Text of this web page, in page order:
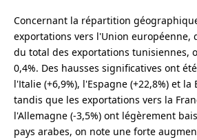
Concernant la répartition
exportations vers l'Union européenne,
du total des exportations tunisiennes,
0,4%. Des hausses significatives ont
l'Italie (+6,9%), l'Espagne (+22,8%) et la
tandis que les exportations vers la
l'Allemagne (-3,5%) ont légèrement
pays arabes, on note une forte